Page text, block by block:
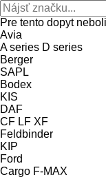
Pre tento dopyt
Avia
A series D series
Berger
SAPL
Bodex
KIS
DAF
CF LF XF
Feldbinder
KIP
Ford
Cargo F-MAX